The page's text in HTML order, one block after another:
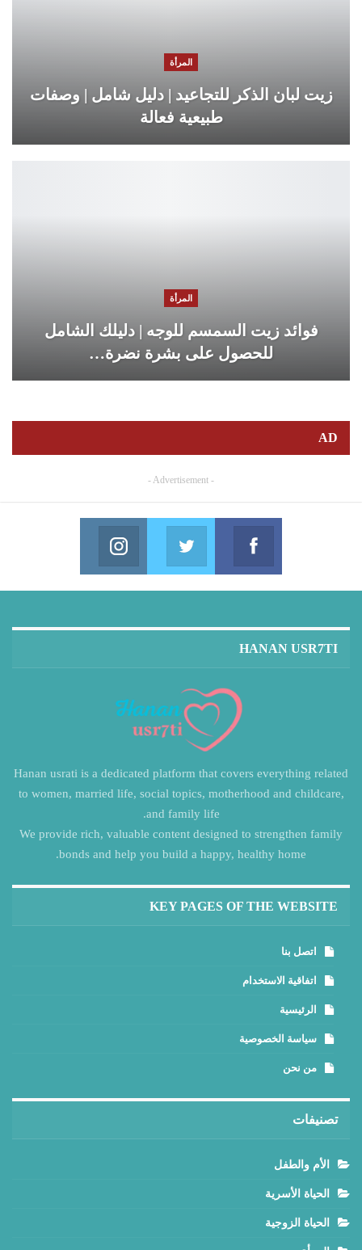
المرأة
زيت لبان الذكر للتجاعيد | دليل شامل | وصفات
طبيعية فعالة
المرأة
فوائد زيت السمسم للوجه | دليلك الشامل
للحصول على بشرة نضرة…
AD
- Advertisement -
Facebook
Join us on Facebook
Twitter
Join us on Twitter
HANAN USR7TI
Hanan usrati is a dedicated platform that covers everything related
to women, married life, social topics, motherhood and childcare,
and family life.
We provide rich, valuable content designed to strengthen family
bonds and help you build a happy, healthy home.
KEY PAGES OF THE WEBSITE
اتصل بنا
اتفاقية الاستخدام
الرئيسية
سياسة الخصوصية
من نحن
تصنيفات
الأم والطفل
الحياة الأسرية
الحياة الزوجية